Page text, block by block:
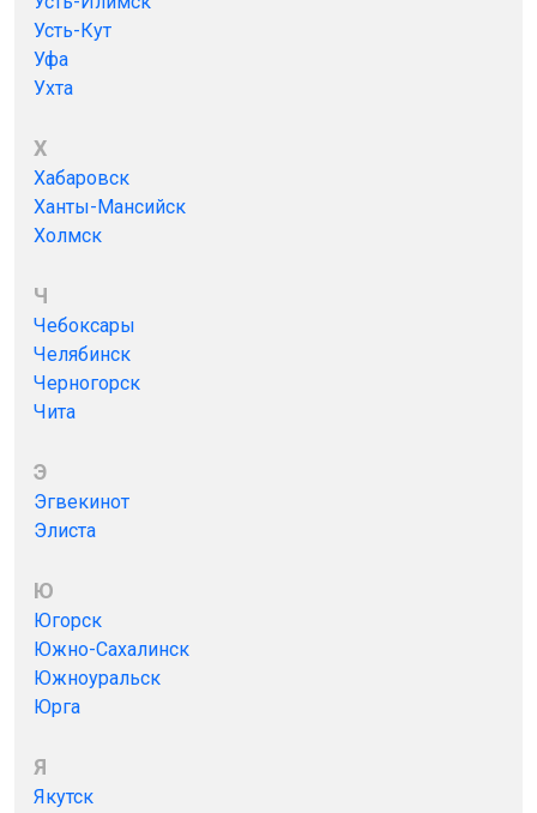
Усть-Кут
Уфа
Ухта
Х
Хабаровск
Ханты-Мансийск
Холмск
Ч
Чебоксары
Челябинск
Черногорск
Чита
Э
Эгвекинот
Элиста
Ю
Югорск
Южно-Сахалинск
Южноуральск
Юрга
Я
Якутск